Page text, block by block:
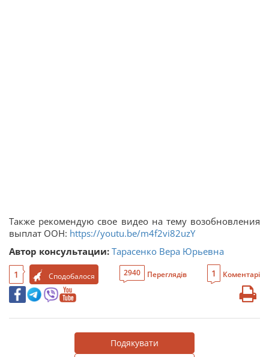
Также рекомендую свое видео на тему возобновления
выплат ООН: https://youtu.be/m4f2vi82uzY
Автор консультации: Тарасенко Вера Юрьевна
1 Сподобалося 2940 Переглядів 1 Коментарі
Подякувати